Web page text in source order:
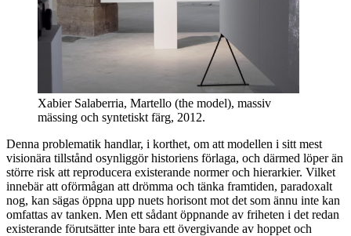
Xabier Salaberria, Martello (the model), massiv
mässing och syntetiskt färg, 2012.
Denna problematik handlar, i korthet, om att modellen i sitt mest
visionära tillstånd osynliggör historiens förlaga, och därmed löper än
större risk att reproducera existerande normer och hierarkier. Vilket
innebär att oförmågan att drömma och tänka framtiden, paradoxalt
nog, kan sägas öppna upp nuets horisont mot det som ännu inte kan
omfattas av tanken. Men ett sådant öppnande av friheten i det redan
existerande förutsätter inte bara ett övergivande av hoppet och